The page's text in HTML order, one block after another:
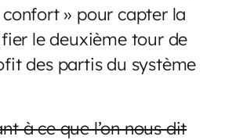
» pour capter la
le deuxième tour de
des partis du système
à ce que l’on nous dit